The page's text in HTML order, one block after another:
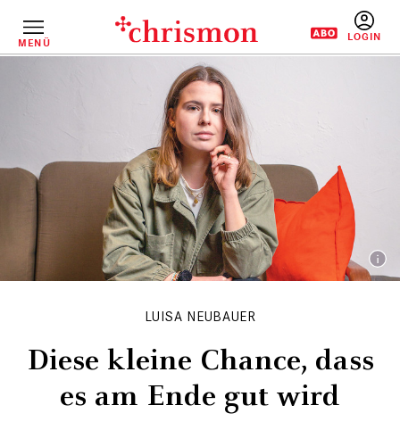
InhaltMENÜ
LUISA NEUBAUER
Diese kleine Chance, dass
es am Ende gut wird